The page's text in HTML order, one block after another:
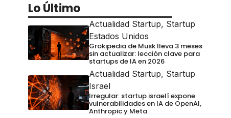
Lo Último
Actualidad Startup, Startup
Estados Unidos
Grokipedia de Musk lleva 3 meses
sin actualizar: lección clave para
startups de IA en 2026
Actualidad Startup, Startup
Israel
Irregular: startup israelí expone
vulnerabilidades en IA de OpenAI,
Anthropic y Meta